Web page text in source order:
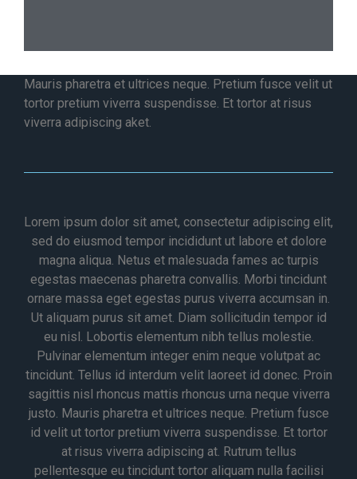
Mauris pharetra et ultrices neque. Pretium fusce velit ut
tortor pretium viverra suspendisse. Et tortor at risus
viverra adipiscing aket.
Lorem ipsum dolor sit amet, consectetur adipiscing elit,
sed do eiusmod tempor incididunt ut labore et dolore
magna aliqua. Netus et malesuada fames ac turpis
egestas maecenas pharetra convallis. Morbi tincidunt
ornare massa eget egestas purus viverra accumsan in.
Ut aliquam purus sit amet. Diam sollicitudin tempor id
eu nisl. Lobortis elementum nibh tellus molestie.
Pulvinar elementum integer enim neque volutpat ac
tincidunt. Tellus id interdum velit laoreet id donec. Proin
sagittis nisl rhoncus mattis rhoncus urna neque viverra
justo. Mauris pharetra et ultrices neque. Pretium fusce
id velit ut tortor pretium viverra suspendisse. Et tortor
at risus viverra adipiscing at. Rutrum tellus
pellentesque eu tincidunt tortor aliquam nulla facilisi